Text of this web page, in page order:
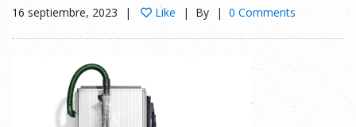
16 septiembre, 2023 Like By 0 Comments